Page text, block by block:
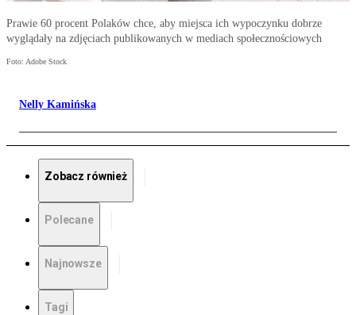
Prawie 60 procent Polaków chce, aby miejsca ich wypoczynku dobrze
wyglądały na zdjęciach publikowanych w mediach społecznościowych
Foto: Adobe Stock
Nelly Kamińska
Zobacz również
Polecane
Najnowsze
Tagi